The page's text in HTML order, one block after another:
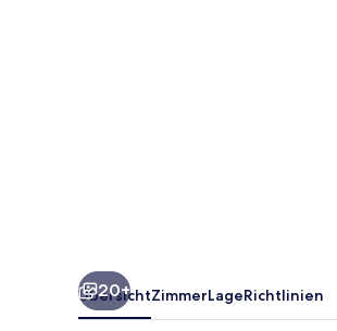
04
Nights
20+
ÜbersichtZimmerLageRichtlinien